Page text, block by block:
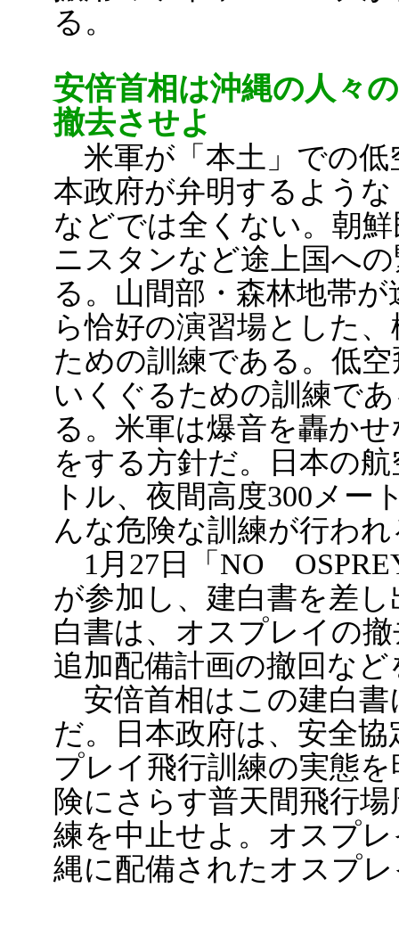
る。
安倍首相は沖縄の人々
撤去させよ
米軍が「本土」での低
本政府が弁明するよう
などでは全くない。朝
ニスタンなど途上国へ
る。山間部・森林地帯
ら恰好の演習場とした
ための訓練である。低
いくぐるための訓練で
る。米軍は爆音を轟か
をする方針だ。日本の
トル、夜間高度300メ
んな危険な訓練が行わ
1月27日「NO
が参加し、建白書を差
白書は、オスプレイの
追加配備計画の撤回な
安倍首相はこの建白書
だ。日本政府は、安全
プレイ飛行訓練の実態
険にさらす普天間飛行
練を中止せよ。オスプ
縄に配備されたオスプ